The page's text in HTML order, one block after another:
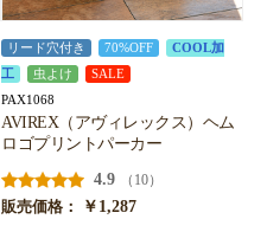
リード穴付き 70%OFF
COOL加
工
虫よけ SALE
PAX1068
AVIREX（アヴィレックス）ヘム
ロゴプリントパーカー
4.9
（10）
販売価格：
￥1,287